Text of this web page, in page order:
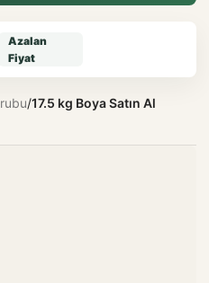
Azalan
Fiyat
/17.5 kg Boya Satın Al